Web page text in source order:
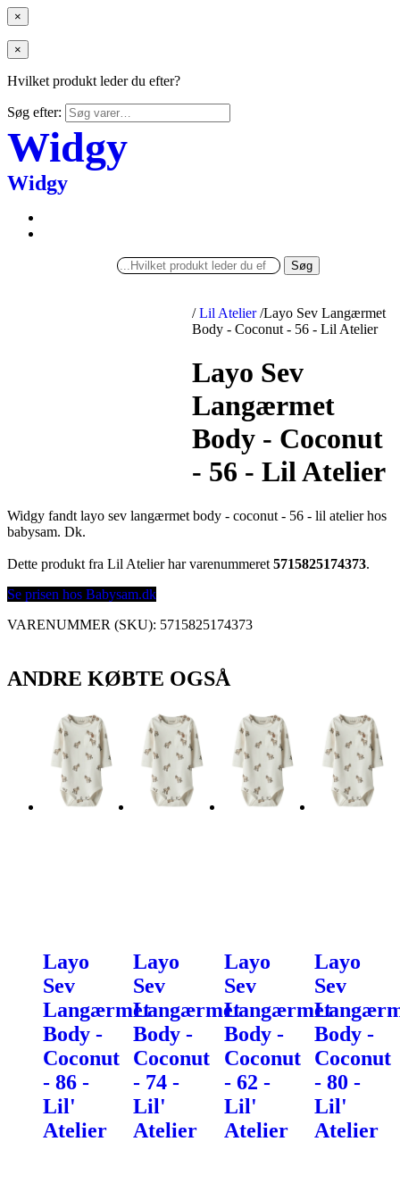
×
×
Hvilket produkt leder du efter?
Søg efter:
Widgy
Widgy
Søg
/ Lil Atelier /Layo Sev Langærmet
Body - Coconut - 56 - Lil Atelier
Layo Sev
Langærmet
Body - Coconut
- 56 - Lil Atelier
Widgy fandt layo sev langærmet body - coconut - 56 - lil atelier hos
babysam. Dk.
Dette produkt fra Lil Atelier har varenummeret 5715825174373.
Se prisen hos Babysam.dk
VARENUMMER (SKU): 5715825174373
ANDRE KØBTE OGSÅ
Layo
Sev
Langærmet
Body -
Coconut
- 86 -
Lil'
Atelier
Layo
Sev
Langærmet
Body -
Coconut
- 74 -
Lil'
Atelier
Layo
Sev
Langærmet
Body -
Coconut
- 62 -
Lil'
Atelier
Layo
Sev
Body -
Coconut
- 80 -
Lil'
Atelier